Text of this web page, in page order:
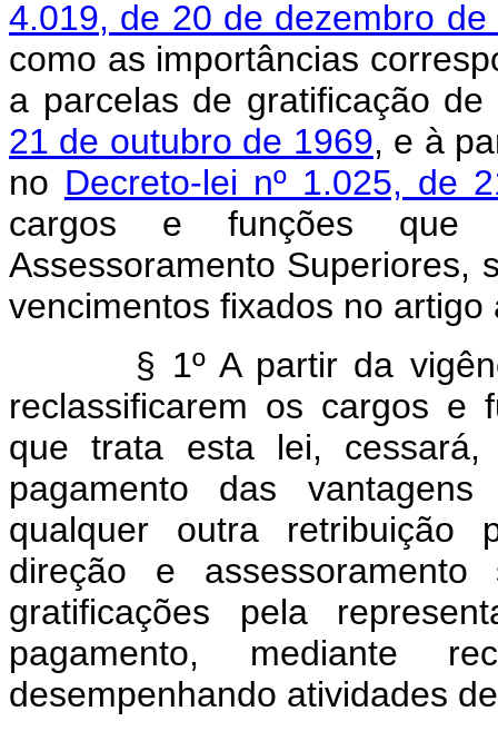
4.019, de 20 de dezembro de
como as importâncias
a parcelas de gratificação
21 de outubro de 1969, e à
no Decreto-lei nº 1.025, de
cargos e funções que
Assessoramento Superiores,
vencimentos fixados no artigo
§ 1º A partir da
reclassificarem os cargos e
que trata esta lei,
pagamento das
qualquer outra retribuição
direção e assessoramento
gratificações pela
pagamento, mediante
desempenhando atividades